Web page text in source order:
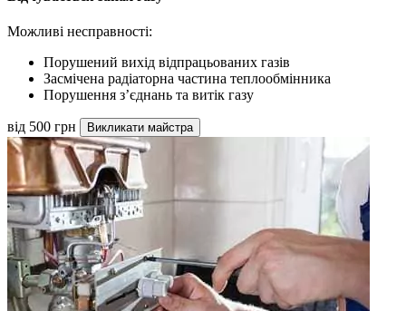
Можливі несправності:
Порушений вихід відпрацьованих газів
Засмічена радіаторна частина теплообмінника
Порушення з’єднань та витік газу
від 500 грн Викликати майстра